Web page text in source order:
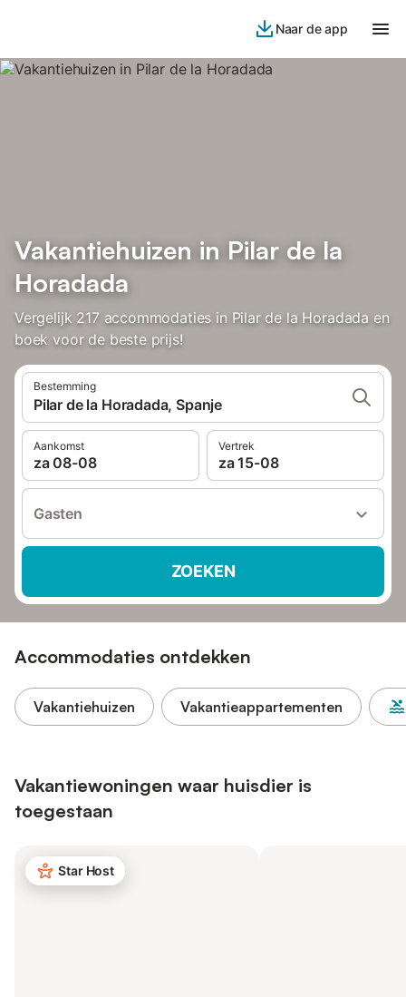
Naar de app
Vakantiehuizen in Pilar de la
Horadada
Vergelijk 217 accommodaties in Pilar de la Horadada en
boek voor de beste prijs!
Bestemming
Pilar de la Horadada, Spanje
Aankomst
za 08-08
Vertrek
za 15-08
Gasten
ZOEKEN
Accommodaties ontdekken
Vakantiehuizen Vakantieappartementen
Vakantiewoningen waar huisdier is
toegestaan
Star Host